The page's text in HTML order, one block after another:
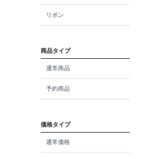
エメラルド
パール
リボン
商品タイプ
通常商品
予約商品
価格タイプ
通常価格